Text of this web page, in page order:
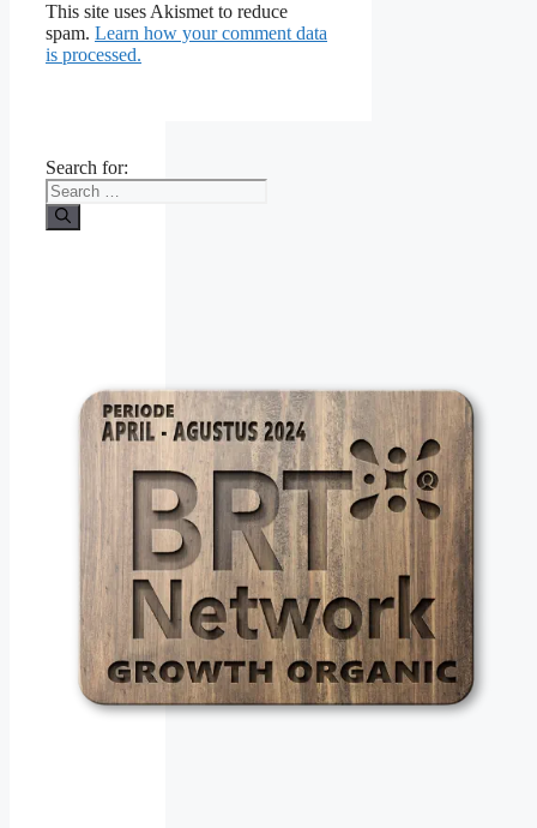
This site uses Akismet to reduce
spam. Learn how your comment data
is processed.
Search for: